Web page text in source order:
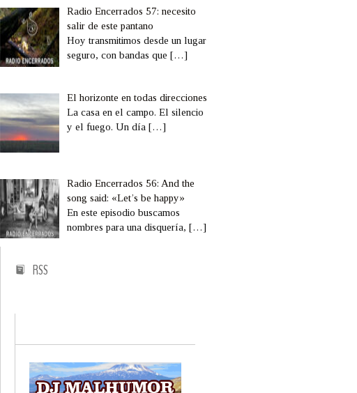
Radio Encerrados 57: necesito
salir de este pantano
Hoy transmitimos desde un lugar
seguro, con bandas que[…]
El horizonte en todas direcciones
La casa en el campo. El silencio
y el fuego. Un día[…]
Radio Encerrados 56: And the
song said: «Let’s be happy»
En este episodio buscamos
nombres para una disquería,[…]
RSS